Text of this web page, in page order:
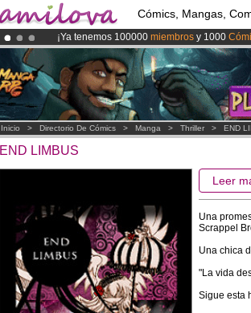
Cómics, Mangas,
¡Ya tenemos 100000 miembros y 1000
¡El Kickstarter Amilova está desormado
¡Conviertete en Premium por3.95 euros al
Inicio > Directorio De Cómics > Manga > Thriller > END
END LIMBUS
Leer
Una
Scrappel
Una chica
"La vida
Sigue esta